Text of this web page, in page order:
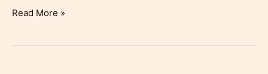
Lantis
Read More »